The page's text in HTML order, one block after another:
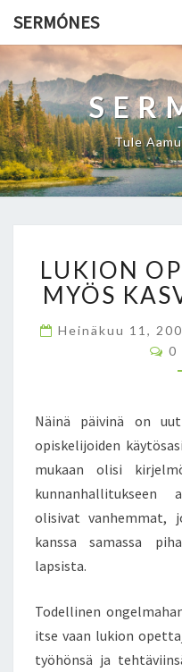
SERMÓNES
Tule
LUKION
MYÖS
Heinäkuu 11,
C
O
T
S
0
Näinä päivinä on
opiskelijoiden
mukaan olisi
olisivat vanhemmat,
kanssa samassa
lapsista.
Todellinen
itse vaan lukion
työhönsä ja